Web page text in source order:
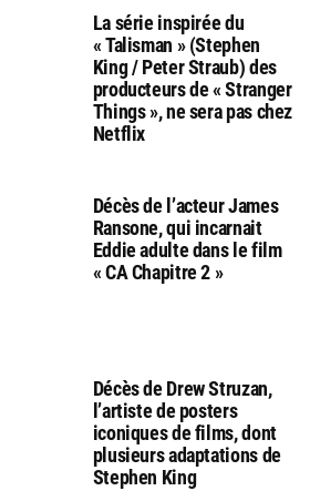
La série inspirée du
« Talisman » (Stephen
King / Peter Straub) des
producteurs de « Stranger
Things », ne sera pas chez
Netflix
Décès de l’acteur James
Ransone, qui incarnait
Eddie adulte dans le film
« CA Chapitre 2 »
Décès de Drew Struzan,
l’artiste de posters
iconiques de films, dont
plusieurs adaptations de
Stephen King